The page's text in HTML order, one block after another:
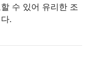
수 있어 유리한 조
.